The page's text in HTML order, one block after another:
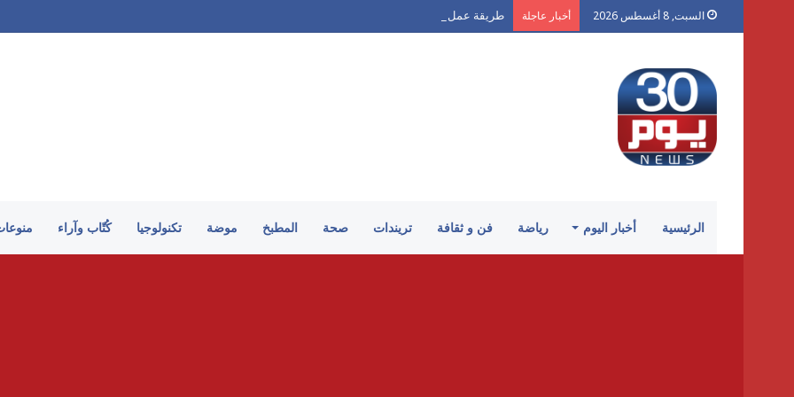
السبت, 8 أغسطس 2026 أخبار عاجلة طريقة عمل بلح الشام على الطريقة السورية
الرئيسية أخبار اليوم رياضة فن و ثقافة تريندات صحة المطبخ موضة تكنولوجيا كُتّاب وآراء